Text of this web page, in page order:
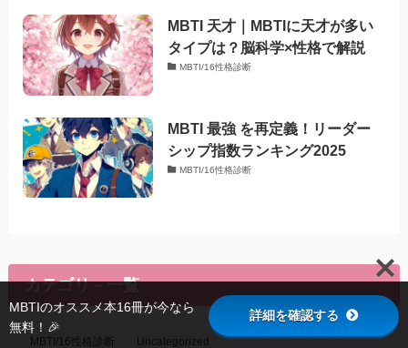
MBTI 天才｜MBTIに天才が多い
タイプは？脳科学×性格で解説
MBTI/16性格診断
MBTI 最強 を再定義！リーダー
シップ指数ランキング2025
MBTI/16性格診断
カテゴリ－一覧
MBTI/16性格診断 Uncategorized
MBTIのオススメ本16冊が今なら
無料！🎉
詳細を確認する